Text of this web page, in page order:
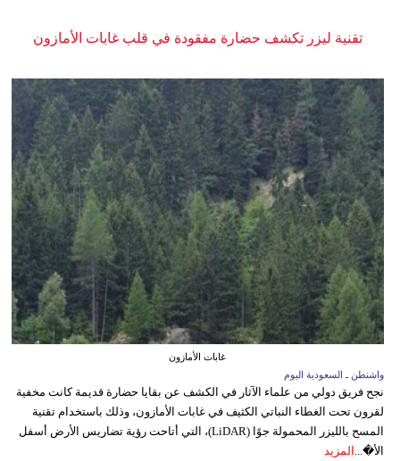
تقنية ليزر تكشف حضارة مفقودة في قلب غابات الأمازون
غابات الأمازون
واشنطن ـ السعودية اليوم
نجح فريق دولي من علماء الآثار في الكشف عن بقايا حضارة قديمة كانت مخفية
لقرون تحت الغطاء النباتي الكثيف في غابات الأمازون، وذلك باستخدام تقنية
المسح بالليزر المحمولة جوًا (LiDAR)، التي أتاحت رؤية تضاريس الأرض أسفل
الأ�... المزيد